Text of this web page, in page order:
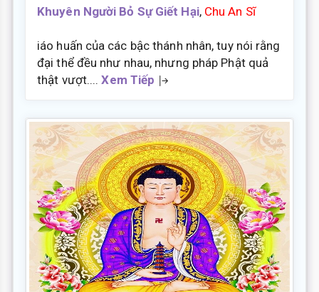
Khuyên Người Bỏ Sự Giết Hại, Chu An Sĩ
iáo huấn của các bậc thánh nhân, tuy nói rằng
đại thể đều như nhau, nhưng pháp Phật quả
thật vượt....Xem Tiếp